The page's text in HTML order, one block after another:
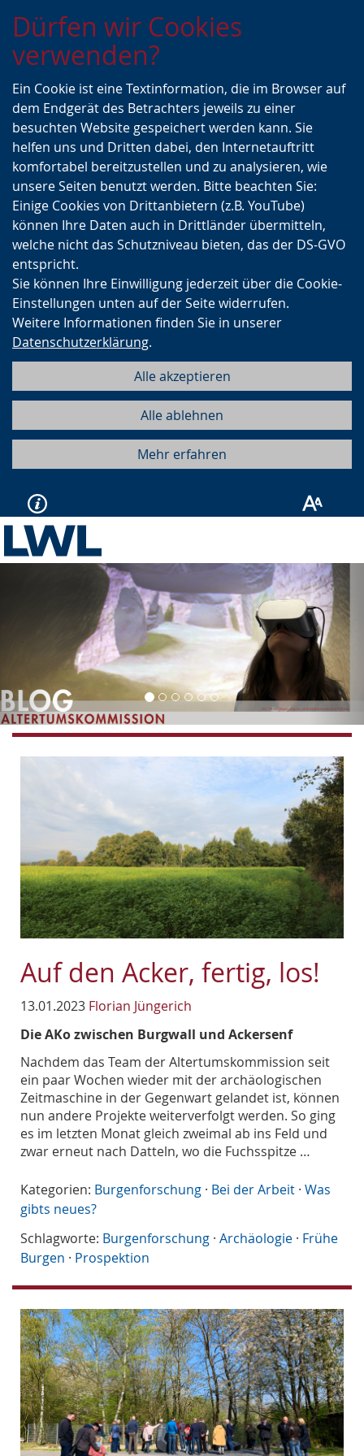
Zur
Hauptnavigation
Zur
Seitennavigation
Zum
Inhalt
Dürfen wir Cookies
verwenden?
Ein Cookie ist eine Textinformation, die im Browser auf
dem Endgerät des Betrachters jeweils zu einer
besuchten Website gespeichert werden kann. Sie
helfen uns und Dritten dabei, den Internetauftritt
komfortabel bereitzustellen und zu analysieren, wie
unsere Seiten benutzt werden. Bitte beachten Sie:
Einige Cookies von Drittanbietern (z.B. YouTube)
können Ihre Daten auch in Drittländer übermitteln,
welche nicht das Schutzniveau bieten, das der DS-GVO
entspricht.
Sie können Ihre Einwilligung jederzeit über die Cookie-
Einstellungen unten auf der Seite widerrufen.
Weitere Informationen finden Sie in unserer
Datenschutzerklärung.
Alle akzeptieren
Alle ablehnen
Mehr erfahren
Vorherige
Auf den Acker, fertig, los!
13.01.2023 Florian Jüngerich
Die AKo zwischen Burgwall und Ackersenf
Nachdem das Team der Altertumskommission seit
ein paar Wochen wieder mit der archäologischen
Zeitmaschine in der Gegenwart gelandet ist, können
nun andere Projekte weiterverfolgt werden. So ging
es im letzten Monat gleich zweimal ab ins Feld und
zwar erneut nach Datteln, wo die Fuchsspitze …
Kategorien: Burgenforschung · Bei der Arbeit · Was
gibts neues?
Schlagworte: Burgenforschung · Archäologie · Frühe
Burgen · Prospektion